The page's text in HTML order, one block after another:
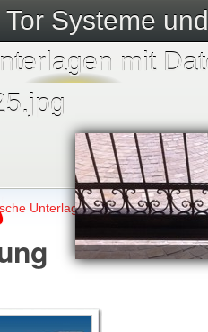
Tor Systeme
mit
Unterlagen mit Datenblätter ›